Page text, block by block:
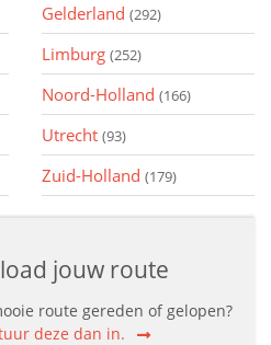
Gelderland (292)
Limburg (252)
Noord-Holland (166)
Utrecht (93)
Zuid-Holland (179)
jouw route
route gereden of gelopen?
deze dan in.